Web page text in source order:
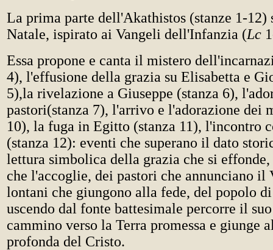
La prima parte dell'Akathistos (stanze 1-12)
Natale, ispirato ai Vangeli dell'Infanzia (Lc
Essa propone e canta il mistero
4), l'effusione della grazia su Elisabetta e
5),la rivelazione a Giuseppe (stanza 6),
pastori(stanza 7), l'arrivo e l'adorazione dei
10), la fuga in Egitto (stanza 11), l'incontro
(stanza 12): eventi che superano il dato
lettura simbolica della grazia che si
che l'accoglie, dei pastori che annunciano il
lontani che giungono alla fede, del popolo
uscendo dal fonte battesimale percorre il
cammino verso la Terra promessa e giunge
profonda del Cristo.